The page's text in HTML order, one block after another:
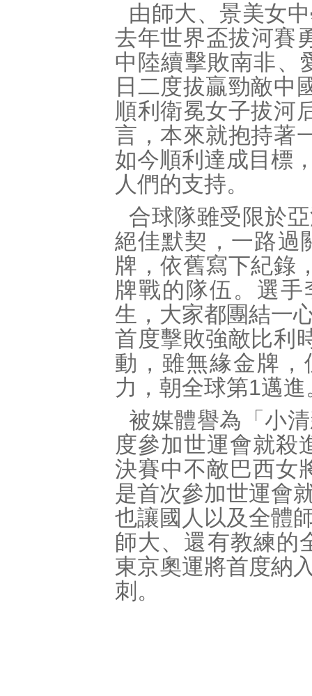
由師大、景美女
去年世界盃拔河賽
中陸續擊敗南非、
日二度拔贏勁敵中
順利衛冕女子拔河
言，本來就抱持著
如今順利達成目標
人們的支持。
合球隊雖受限於
絕佳默契，一路過
牌，依舊寫下紀錄
牌戰的隊伍。選
生，大家都團結一
首度擊敗強敵比利
動，雖無緣金牌
力，朝全球第1邁進
被媒體譽為「小
度參加世運會就殺
決賽中不敵巴西女
是首次參加世運會
也讓國人以及全體
師大、還有教練的
東京奧運將首度納
刺。